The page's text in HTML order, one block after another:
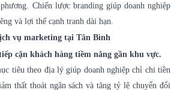
Chiến lược branding giúp doanh nghiệp
và lợi thế cạnh tranh dài hạn.
vụ marketing tại Tân Bình
cận khách hàng tiềm năng gần khu vực.
tiêu theo địa lý giúp doanh nghiệp chỉ chi tiền
thất thoát ngân sách và tăng tỷ lệ chuyển đổi